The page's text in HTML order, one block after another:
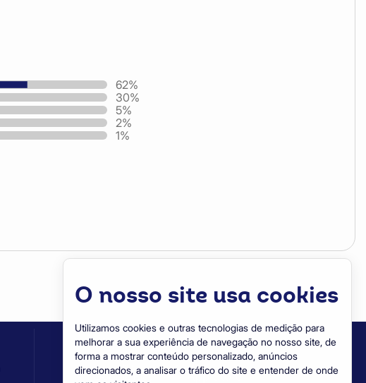
O nosso site usa cookies
Utilizamos cookies e outras tecnologias de medição para
melhorar a sua experiência de navegação no nosso site, de
forma a mostrar conteúdo personalizado, anúncios
direcionados, a analisar o tráfico do site e entender de onde
Necessários Analítico Mais informações
disponíveis no nosso site e permitir que possa usar
Sem estes cookies, não podemos fornecer certos
no nosso site.
Sempre ativos
62%
30%
5%
2%
1%
Baixe o app da CapacitaCoop